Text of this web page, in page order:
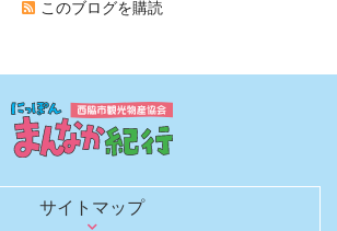
このブログを購読
サイトマップ